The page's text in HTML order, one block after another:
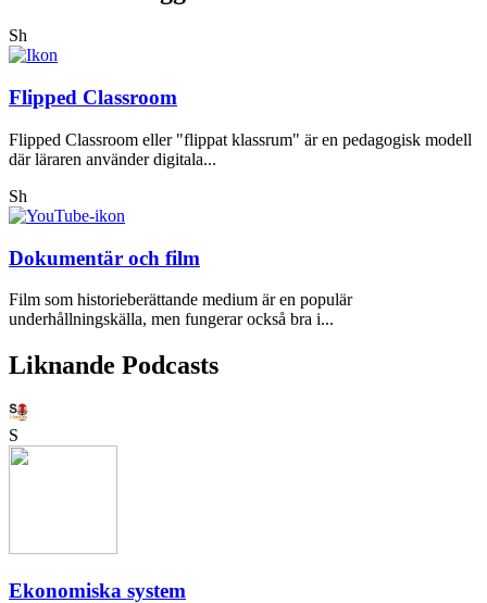
Sh
Flipped Classroom
Flipped Classroom eller "flippat klassrum" är en pedagogisk modell
där läraren använder digitala...
Sh
Dokumentär och film
Film som historieberättande medium är en populär
underhållningskälla, men fungerar också bra i...
Liknande Podcasts
S
Ekonomiska system